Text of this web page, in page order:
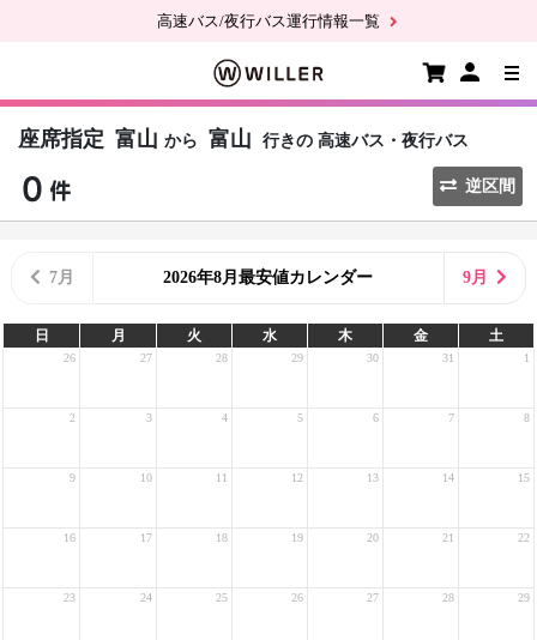
高速バス/夜行バス運行情報一覧
座席指定 富山 から 富山 行きの 高速バス・夜行バス
逆区間
7月 2026年8月最安値カレンダー 9月
日 月 火 水 木 金 土
26 27 28 29 30 31 1
2 3 4 5 6 7 8
9 10 11 12 13 14 15
16 17 18 19 20 21 22
23 24 25 26 27 28 29